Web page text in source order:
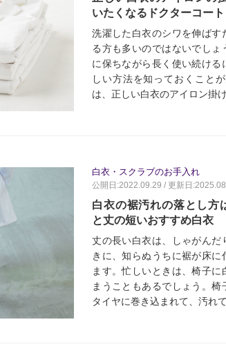
いたくなるドクターコー
洗濯した白衣のシワを伸ばす
る方も多いのではないでし
に保ちながら長く使い続ける
しい方法を知っておくこと
は、正しい白衣のアイロン掛
白衣・スクラブのお手入れ
公開日:2022.09.29 / 更新日
白衣の裾汚れの落とし方
と丈の短いおすすめ白衣
丈の長い白衣は、しゃがんだ
きに、知らぬうちに裾が床に
ます。忙しいときは、椅子に
まうこともあるでしょう。
タイヤに巻き込まれて、汚れ